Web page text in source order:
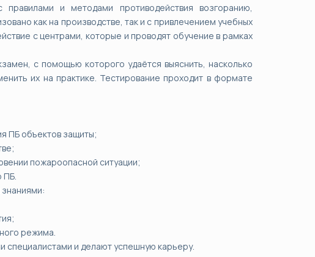
и методами противодействия возгоранию,
как на производстве, так и с привлечением учебных
с центрами, которые и проводят обучение в рамках
с помощью которого удаётся выяснить, насколько
их на практике. Тестирование проходит в формате
ПБ объектов защиты;
пожароопасной ситуации;
ПБ.
режима.
специалистами и делают успешную карьеру.